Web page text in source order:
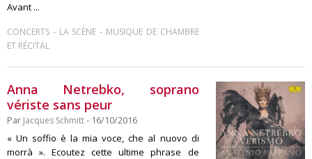
Avant ...
CONCERTS - LA SCÈNE - MUSIQUE DE CHAMBRE
ET RÉCITAL
Anna Netrebko, soprano
vériste sans peur
Par Jacques Schmitt- 16/10/2016
« Un soffio è la mia voce, che al nuovo di
morrà ». Ecoutez cette ultime phrase de